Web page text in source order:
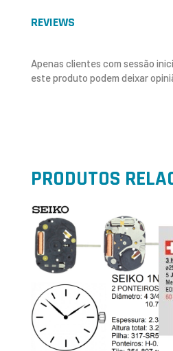
REVIEWS
Apenas clientes com sessão
este produto podem deixar
PRODUTOS